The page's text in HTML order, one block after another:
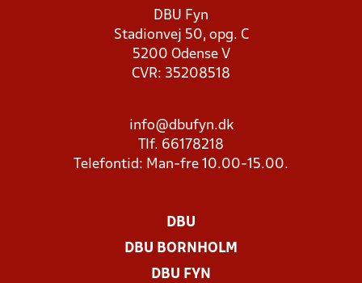
DBU Fyn
Stadionvej 50, opg. C
5200 Odense V
CVR: 35208518
info@dbufyn.dk
Tlf. 66178218
Telefontid: Man-fre 10.00-15.00.
DBU
DBU BORNHOLM
DBU FYN